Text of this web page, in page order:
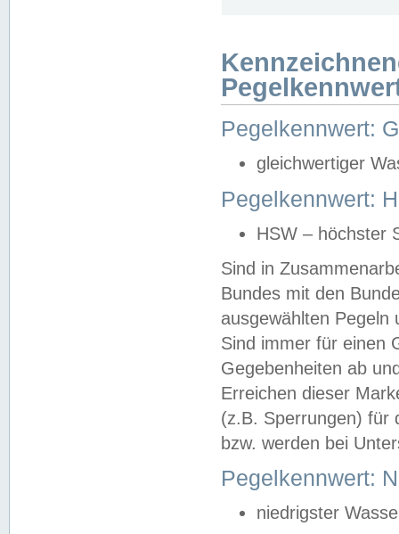
Pegelkennwert:
gleichwertiger
Pegelkennwert:
HSW – höchster
Sind in
Bundes mit den
ausgewählten
Sind immer für einen
Gegebenheiten ab
Erreichen dieser
(z.B. Sperrungen) für
bzw. werden bei
Pegelkennwert:
niedrigster